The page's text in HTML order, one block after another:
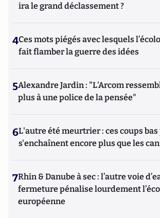
ira le grand déclassement ?
4Ces mots piégés avec lesquels
fait flamber la guerre des idées
5Alexandre Jardin : "L'Arcom
plus à une police de la pensée"
6L'autre été meurtrier : ces coups
s'enchaînent encore plus que les
7Rhin & Danube à sec : l’autre voie
fermeture pénalise lourdement
européenne